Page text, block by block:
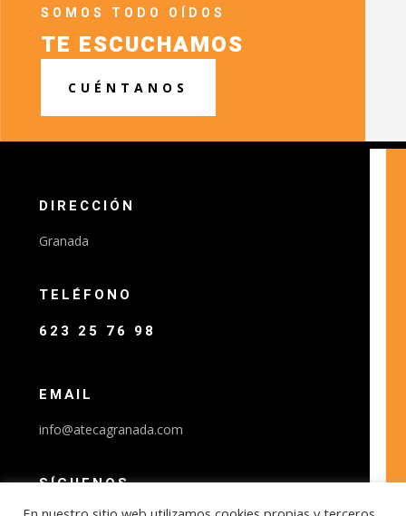
SOMOS TODO OÍDOS
TE ESCUCHAMOS
CUÉNTANOS
DIRECCIÓN
Granada
TELÉFONO
623 25 76 98
EMAIL
info@atecagranada.com
SÍGUENOS